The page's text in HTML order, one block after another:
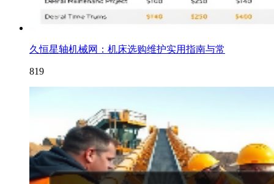
久恒星轴机械网：机床选购维护实用指南与常
819